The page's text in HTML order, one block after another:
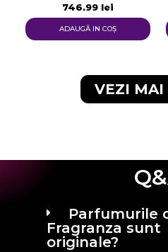
746,99 lei
ADAUGĂ IN COŞ
VEZI MAI
Parfumurile
Fragranza sunt
originale?